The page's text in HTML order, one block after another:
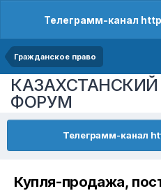
Телеграмм-канал
Гражданское право
ФОРУМ
Телеграмм-канал
Купля-продажа,